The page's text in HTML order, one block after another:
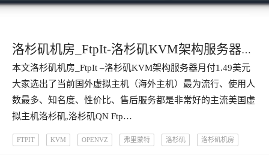
洛杉矶机房_FtpIt-洛杉矶KVM架构服务器月
付1.49美元
本文洛杉矶机房_FtpIt –洛杉矶KVM架构服务器月付1.49美元
大家选出了当前国外虚拟主机（海外主机）最为流行、使用人
数最多、知名度、性价比、售后服务都是非常好的主流美国虚
拟主机洛杉矶,洛杉矶QN Ftp…
FTPIT KVM OPENVZ 弗里蒙特 洛杉矶 洛杉矶机房